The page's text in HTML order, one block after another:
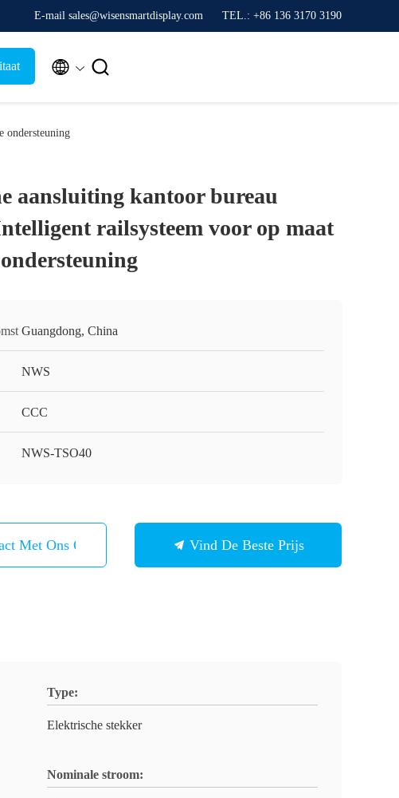
E-mail sales@wisensmartdisplay.com TEL.: +86 136 3170 3190
 
ondersteuning
aansluiting kantoor bureau
railsysteem voor op maat
Guangdong, China
NWS
CCC
NWS-TSO40
Met Ons Op Vind De Beste Prijs
Type:
Elektrische stekker
Nominale stroom: